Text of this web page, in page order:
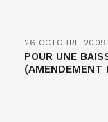
26 OCTOBRE 2009
POUR UNE
(AMENDEMENT